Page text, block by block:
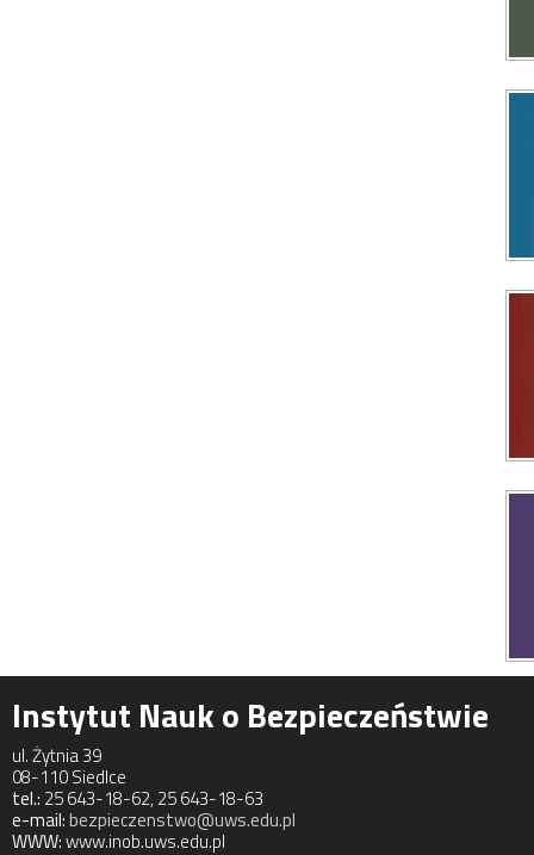
Instytut Nauk o Bezpieczeństwie
ul. Żytnia 39
08-110 Siedlce
tel.: 25 643-18-62, 25 643-18-63
e-mail:bezpieczenstwo@uws.edu.pl
WWW:www.inob.uws.edu.pl